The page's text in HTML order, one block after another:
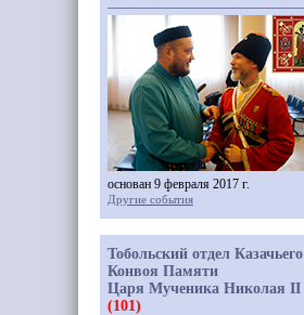
основан 9 февраля 2017 г.
Другие события
Тобольский отдел Казачьего
Конвоя Памяти
Царя Мученика Николая II
(101)